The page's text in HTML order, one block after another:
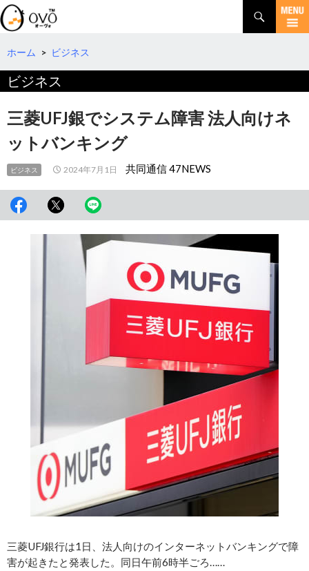
検
索
コ
テ
へ
移
動
ホーム > ビジネス
ビジネス
三菱UFJ銀でシステム障害 法人向けネ
ットバンキング
ビジネス 2024年7月1日 共同通信 47NEWS
三菱UFJ銀行は1日、法人向けのインターネットバンキングで障
害が起きたと発表した。同日午前6時半ごろ……